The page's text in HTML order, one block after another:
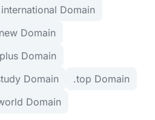
Domain
Domain
Domain
Domain
.top Domain
Domain